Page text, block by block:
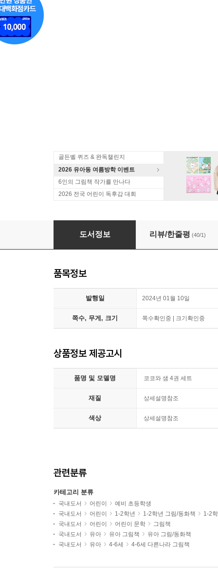
골든벨 퀴즈 & 완독챌린지
2026 유아동 여름방학 이벤트
6인의 그림책 작가를 만나다
2026 전국 어린이 독후감 대회
코코와 샘 4권 세트
도서정보 리뷰/한줄평 (40/1)
품목정보
발행일 2024년 01월 10일
쪽수, 무게, 크기 쪽수확인중 | 크기확인중
상품정보 제공고시
품명 및 모델명 코코와 샘 4권 세트
재질 상세설명참조
색상 상세설명참조
관련분류
카테고리 분류
국내도서 어린이
예비 초등학생
국내도서
어린이 1-2학년 1-2학년 그림/동화책
1-2
국내도서
어린이 어린이 문학
그림책
국내도서
유아 유아 그림책
유아 그림/동화책
국내도서
유아 4-6세 4-6세 다른나라 그림책